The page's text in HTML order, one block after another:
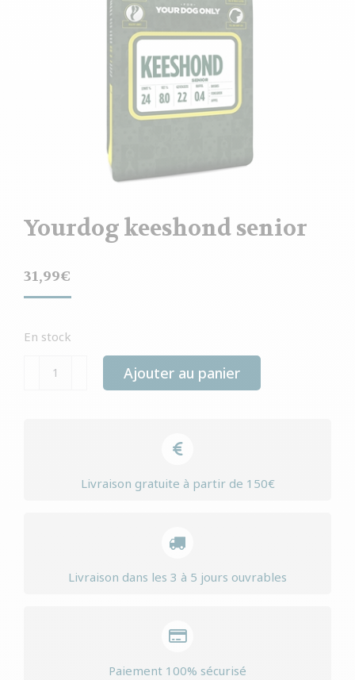
Yourdog keeshond senior
31,99€
En stock
quantité
Ajouter au panier
Livraison gratuite à partir de 150€
Livraison dans les 3 à 5 jours ouvrables
Paiement 100% sécurisé